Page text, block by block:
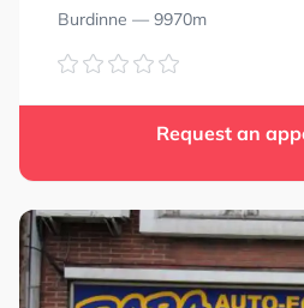
Burdinne — 9970m
Request an